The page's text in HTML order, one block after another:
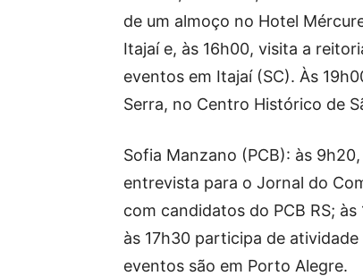
de um almoço no Hotel
Itajaí e, às 16h00, visita a
eventos em Itajaí (SC). Às
Serra, no Centro Histórico de
Sofia Manzano (PCB): às
entrevista para o Jornal do
com candidatos do PCB RS;
às 17h30 participa de
eventos são em Porto Alegre.